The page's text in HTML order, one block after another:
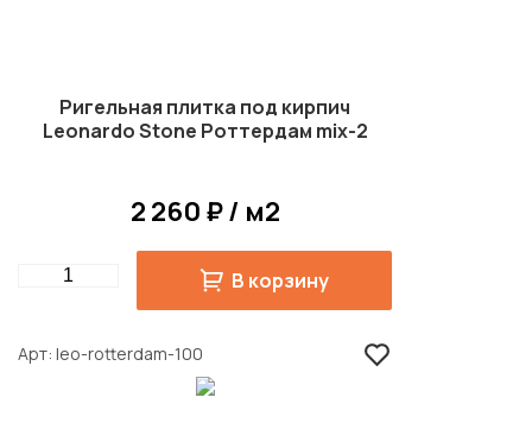
Ригельная плитка под кирпич
Leonardo Stone Роттердам mix-2
2 260 ₽ / м2
Quantity В корзину
Арт leo-rotterdam-100